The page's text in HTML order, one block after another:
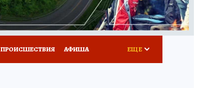
ПРОИСШЕСТВИЯ АФИША ЕЩЕ